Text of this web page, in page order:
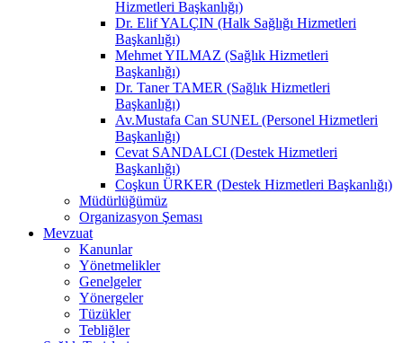
Hizmetleri Başkanlığı)
Dr. Elif YALÇIN (Halk Sağlığı Hizmetleri
Başkanlığı)
Mehmet YILMAZ (Sağlık Hizmetleri
Başkanlığı)
Dr. Taner TAMER (Sağlık Hizmetleri
Başkanlığı)
Av.Mustafa Can SUNEL (Personel Hizmetleri
Başkanlığı)
Cevat SANDALCI (Destek Hizmetleri
Başkanlığı)
Coşkun ÜRKER (Destek Hizmetleri Başkanlığı)
Müdürlüğümüz
Organizasyon Şeması
Mevzuat
Kanunlar
Yönetmelikler
Genelgeler
Yönergeler
Tüzükler
Tebliğler